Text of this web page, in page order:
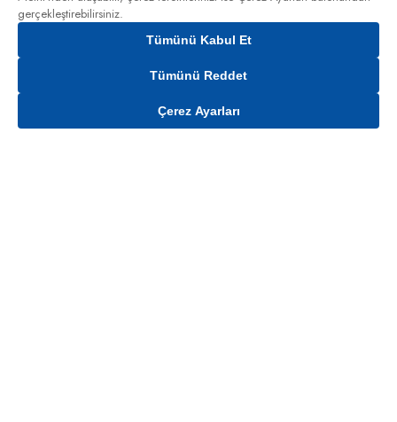
Gelince Haber Ver
gerçekleştirebilirsiniz.
Tümünü Kabul Et
Tümünü Reddet
Çerez Ayarları